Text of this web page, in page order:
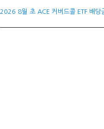
2026 8월 초 ACE 커버드콜 ETF 배당